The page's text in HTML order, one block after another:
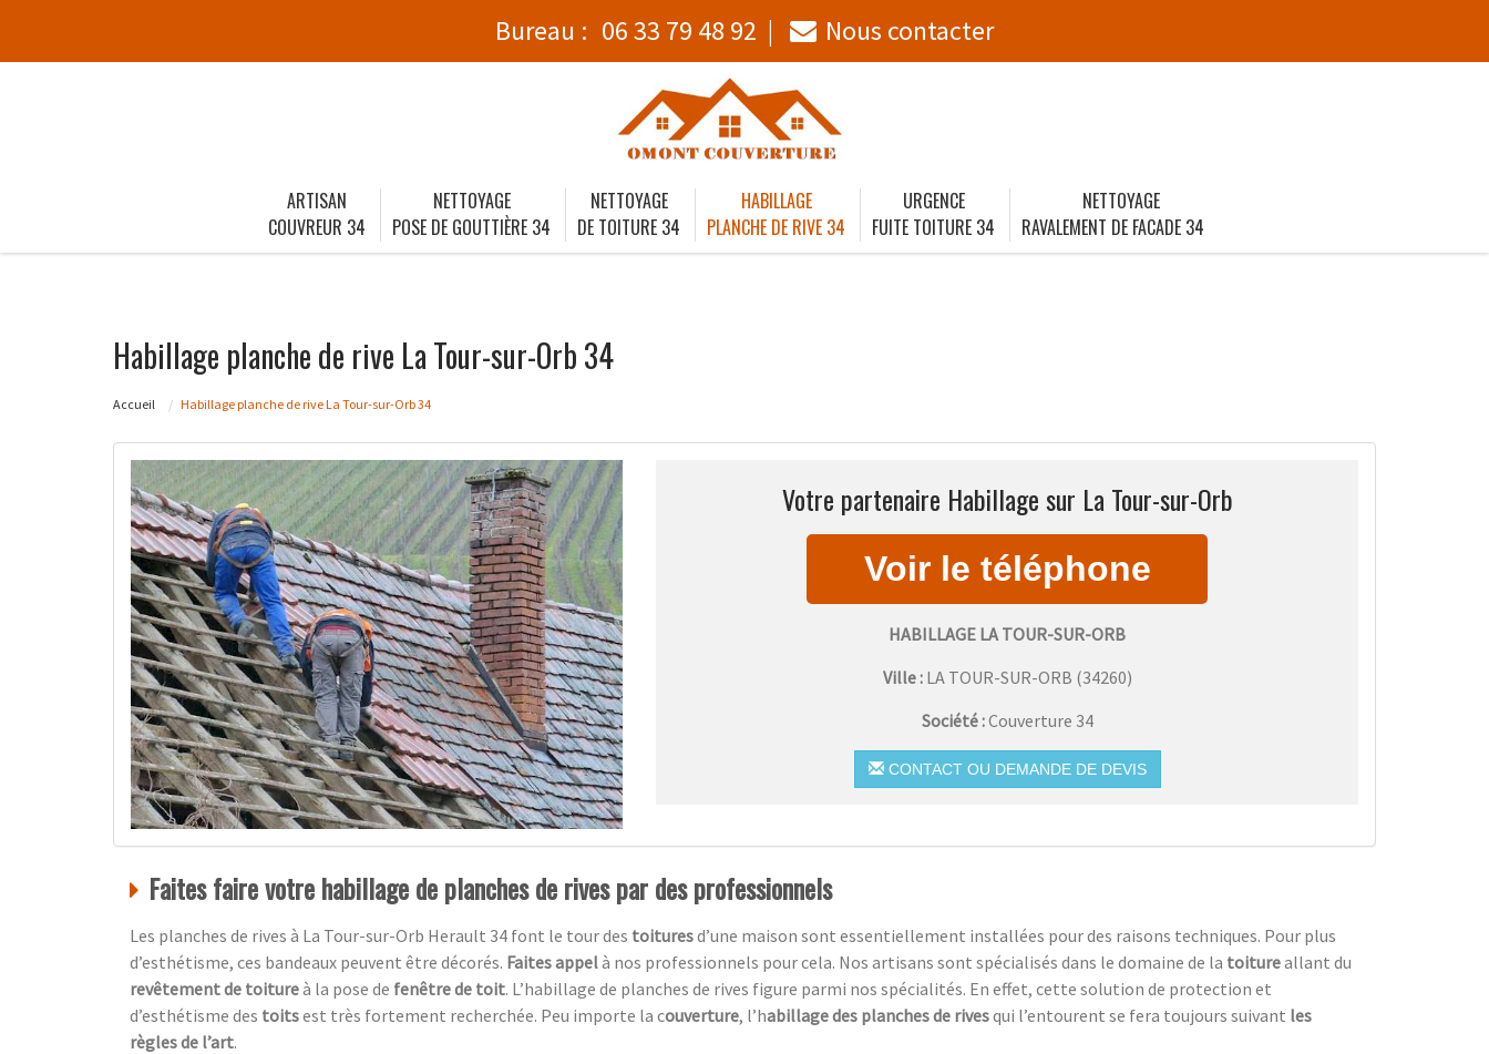
Bureau : 06 33 79 48 92 Nous contacter
ARTISAN
COUVREUR 34
NETTOYAGE
POSE DE GOUTTIÈRE 34
NETTOYAGE
DE TOITURE 34
HABILLAGE
PLANCHE DE RIVE 34
URGENCE
FUITE TOITURE 34
NETTOYAGE
RAVALEMENT DE FACADE 34
Habillage planche de rive La Tour-sur-Orb 34
Accueil Habillage planche de rive La Tour-sur-Orb 34
Votre partenaire Habillage sur La Tour-sur-Orb
HABILLAGE LA TOUR-SUR-ORB
Ville : LA TOUR-SUR-ORB (34260)
Société :Couverture 34
CONTACT OU DEMANDE DE DEVIS
Faites faire votre habillage de planches de rives par des professionnels
Les planches de rives à La Tour-sur-Orb Herault 34 font le tour des toituresd’une maison sont essentiellement installées pour des raisons techniques. Pour plus
d’esthétisme, ces bandeaux peuvent être décorés. Faites appelà nos professionnels pour cela. Nos artisans sont spécialisés dans le domaine de la toitureallant du
revêtement de toitureà la pose de fenêtre de toit. L’habillage de planches de rives figure parmi nos spécialités. En effet, cette solution de protection et
d’esthétisme des toitsest très fortement recherchée. Peu importe la couverture, l’habillage des planches de rivesqui l’entourent se fera toujours suivant les
règles de l’art.